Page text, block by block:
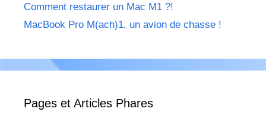
Comment restaurer un Mac M1 ?!
MacBook Pro M(ach)1, un avion de chasse !
Pages et Articles Phares